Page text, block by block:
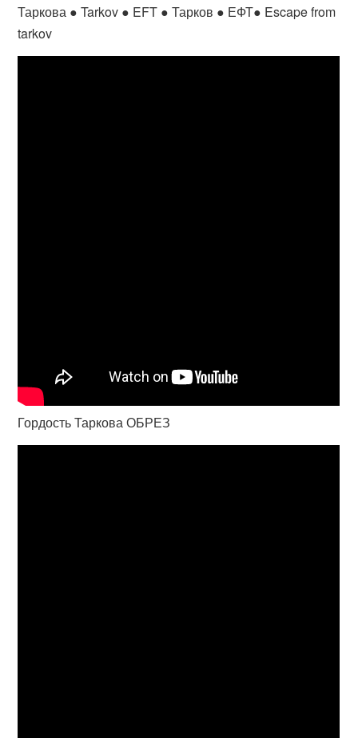
Таркова ● Tarkov ● EFT ● Тарков ● ЕФТ● Escape from
tarkov
Гордость Таркова ОБРЕЗ